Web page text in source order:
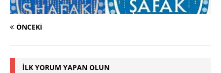
ÖNCEKI
İLK YORUM YAPAN OLUN